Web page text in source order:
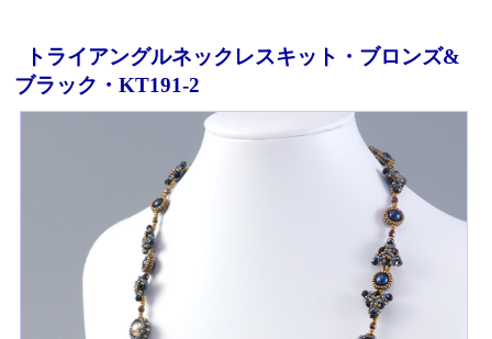
トライアングルネックレスキット・ブロンズ&
ブラック・KT191-2